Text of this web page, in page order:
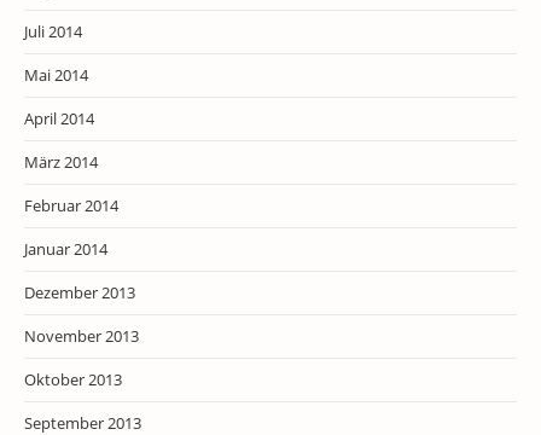
Juli 2014
Mai 2014
April 2014
März 2014
Februar 2014
Januar 2014
Dezember 2013
November 2013
Oktober 2013
September 2013